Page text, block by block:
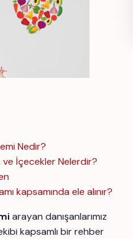
Nedir?
İçecekler Nelerdir?
kapsamında ele alınır?
arayan danışanlarımız
kapsamlı bir rehber